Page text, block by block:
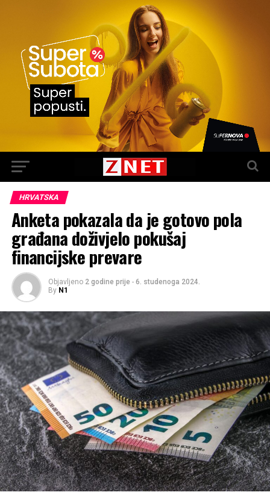
HRVATSKA
Anketa pokazala da je gotovo pola
građana doživjelo pokušaj
financijske prevare
Objavljeno 2 godine prije - 6. studenoga 2024.
By N1